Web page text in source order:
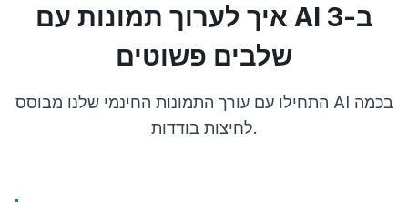
איך לערוך תמונות עם AI ב-3
שלבים פשוטים
התחילו עם עורך התמונות החינמי שלנו מבוסס AI בכמה
לחיצות בודדות.